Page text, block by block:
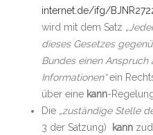
internet.de/ifg/
wird mit dem Satz
dieses Gesetzes
Bundes einen
Informationen“ein
über eine kann-
Die „zuständige Stelle
3 der Satzung)
kann